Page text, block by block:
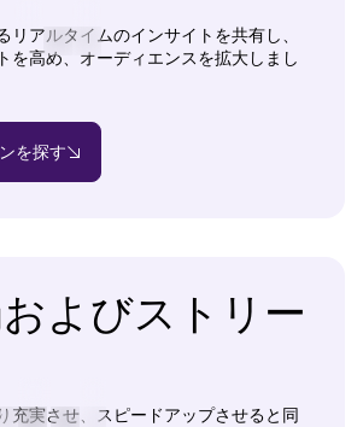
リアルタイムのインサイトを共有し、
を高め、オーディエンスを拡大しまし
を探す
よびストリー
充実させ、スピードアップさせると同